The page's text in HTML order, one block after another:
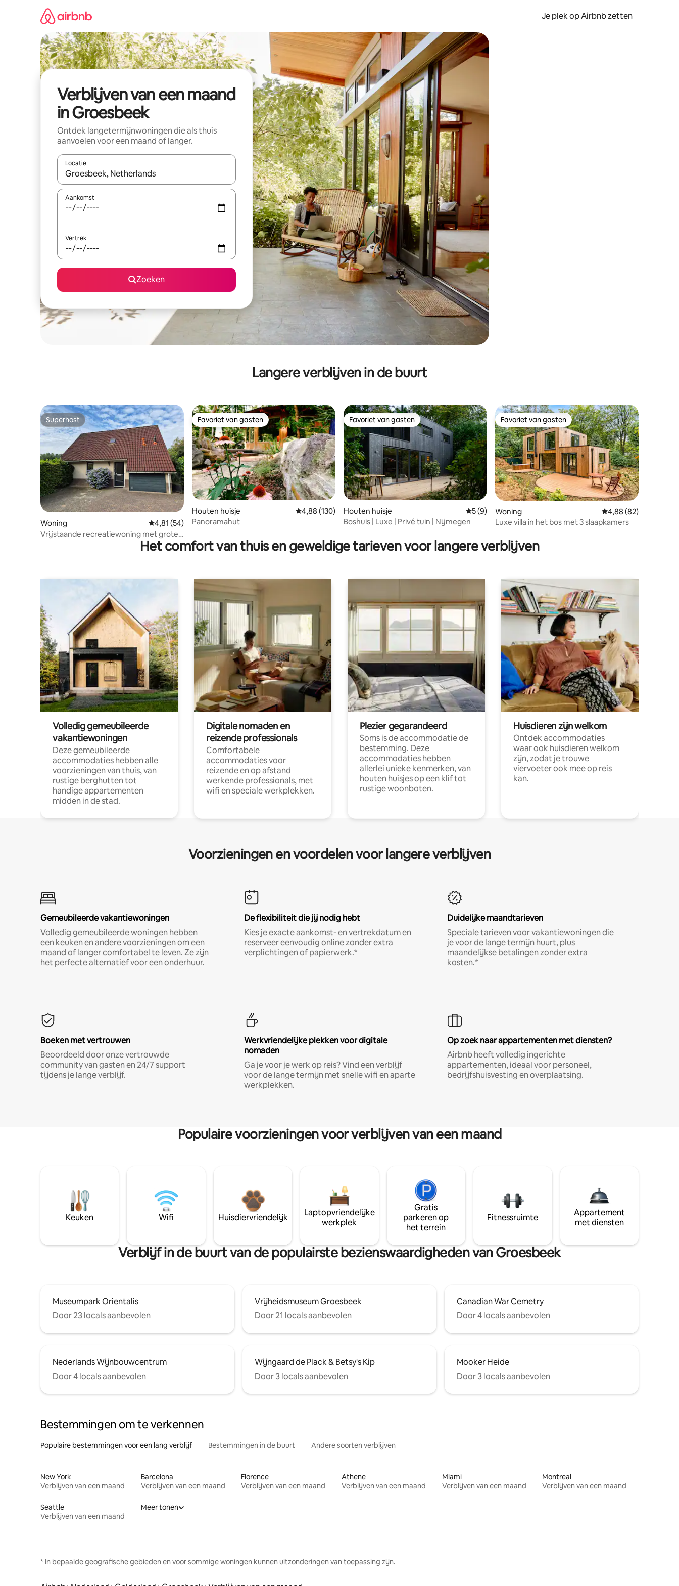
Je plek op Airbnb zetten
Verblijven van een maand
in Groesbeek
Ontdek langetermijnwoningen die als thuis
aanvoelen voor een maand of langer.
Locatie
Wanneer er resultaten beschikbaar zijn, maak je een keuze met je de pijltjestoetsen omhoog en omlaag, óf door te tikken of swipen.
Aankomst
Vertrek
Zoeken
Langere verblijven in de buurt
Superhost
Superhost
Woning Gemiddelde beoordeling van 4,81 op 5, 54 recensies
4,81 (54)
Vrijstaande recreatiewoning met grote
Favoriet van gasten
Favoriet van gasten
Houten huisje Gemiddelde beoordeling van 4,88 op 5, 130 recensies
4,88 (130)
Panoramahut
Favoriet van gasten
Favoriet van gasten
Houten huisje Gemiddelde beoordeling van 5 op 5, 9 recensies
5 (9)
Boshuis | Luxe | Privé tuin | Nijmegen
Favoriet van gasten
Favoriet van gasten
Woning Gemiddelde
4,88 (82)
Luxe villa in het bos met 3 slaapkamers
Het comfort van thuis en geweldige tarieven voor langere verblijven
Volledig gemeubileerde
vakantiewoningen
Deze gemeubileerde
accommodaties hebben alle
voorzieningen van thuis, van
rustige berghutten tot
handige appartementen
midden in de stad.
Digitale nomaden en
reizende professionals
Comfortabele
accommodaties voor
reizende en op afstand
werkende professionals, met
wifi en speciale werkplekken.
Plezier gegarandeerd
Soms is de accommodatie de
bestemming. Deze
accommodaties hebben
allerlei unieke kenmerken, van
houten huisjes op een klif tot
rustige woonboten.
Huisdieren zijn welkom
Ontdek accommodaties
waar ook huisdieren welkom
zijn, zodat je trouwe
viervoeter ook mee op reis
kan.
Voorzieningen en voordelen voor langere verblijven
Gemeubileerde vakantiewoningen
Volledig gemeubileerde woningen hebben
een keuken en andere voorzieningen om een
maand of langer comfortabel te leven. Ze zijn
het perfecte alternatief voor een onderhuur.
De flexibiliteit die jij nodig hebt
Kies je exacte aankomst- en vertrekdatum en
reserveer eenvoudig online zonder extra
verplichtingen of papierwerk.*
Duidelijke maandtarieven
Speciale tarieven voor vakantiewoningen die
je voor de lange termijn huurt, plus
maandelijkse betalingen zonder extra
kosten.*
Boeken met vertrouwen
Beoordeeld door onze vertrouwde
community van gasten en 24/7 support
tijdens je lange verblijf.
Werkvriendelijke plekken voor digitale
nomaden
Ga je voor je werk op reis? Vind een verblijf
voor de lange termijn met snelle wifi en aparte
werkplekken.
Op zoek naar appartementen met diensten?
Airbnb heeft volledig ingerichte
appartementen, ideaal voor personeel,
bedrijfshuisvesting en overplaatsing.
Populaire voorzieningen voor verblijven van een maand
Keuken Wifi Huisdiervriendelijk
Laptopvriendelijke
werkplek
Gratis
parkeren op
het terrein
Fitnessruimte
Appartement
met diensten
Verblijf in de buurt van de populairste bezienswaardigheden van Groesbeek
Museumpark Orientalis
Door 23 locals aanbevolen
Vrijheidsmuseum Groesbeek
Door 21 locals aanbevolen
Canadian War Cemetry
Door 4 locals aanbevolen
Nederlands Wijnbouwcentrum
Door 4 locals aanbevolen
Wijngaard de Plack & Betsy's Kip
Door 3 locals aanbevolen
Mooker Heide
Door 3 locals aanbevolen
Bestemmingen om te verkennen
Populaire bestemmingen voor een lang verblijf Bestemmingen in de buurt Andere soorten verblijven
New York
Verblijven van een maand
Barcelona
Verblijven van een maand
Florence
Verblijven van een maand
Athene
Verblijven van een maand
Miami
Verblijven van een maand
Montreal
Verblijven van een maand
Seattle
Verblijven van een maand
Meer tonen
* In bepaalde geografische gebieden en voor sommige woningen kunnen uitzonderingen van toepassing zijn.